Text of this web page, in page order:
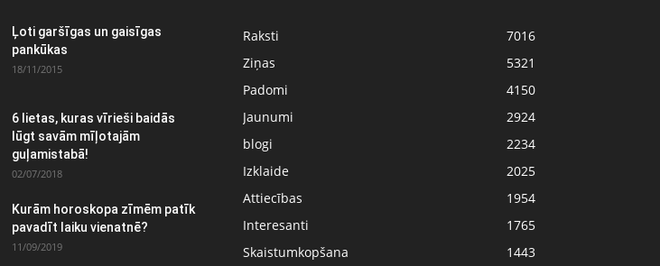
Ļoti garšīgas un gaisīgas
pankūkas
18/11/2015
6 lietas, kuras vīrieši baidās
lūgt savām mīļotajām
guļamistabā!
02/07/2018
Kurām horoskopa zīmēm patīk
pavadīt laiku vienatnē?
11/09/2019
Raksti
7016
Ziņas
5321
Padomi
4150
Jaunumi
2924
blogi
2234
Izklaide
2025
Attiecības
1954
Interesanti
1765
Skaistumkopšana
1443